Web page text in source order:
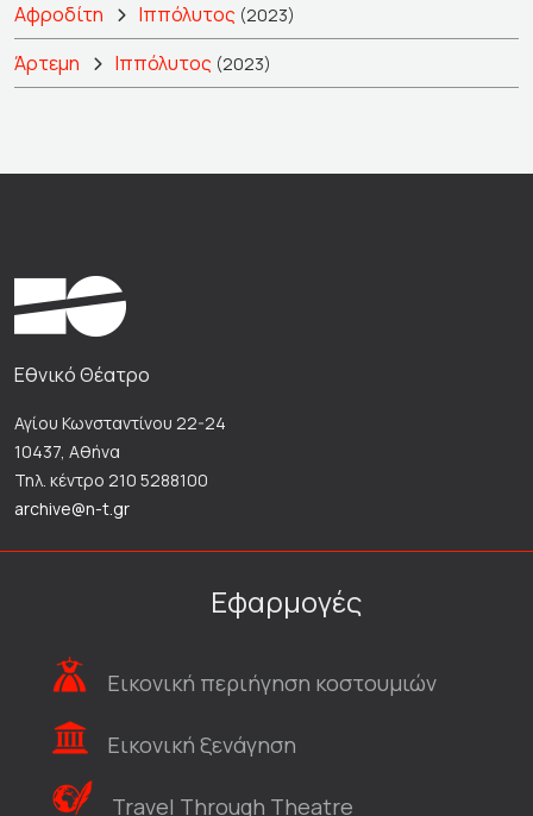
Αφροδίτη Ιππόλυτος (2023)
Άρτεμη Ιππόλυτος (2023)
Εθνικό Θέατρο
Αγίου Κωνσταντίνου 22-24
10437, Αθήνα
Τηλ. κέντρο 210 5288100
archive@n-t.gr
Εφαρμογές
Εικονική περιήγηση κοστουμιών
Εικονική ξενάγηση
Travel Through Theatre